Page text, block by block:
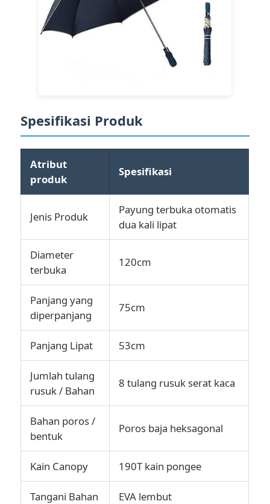
Spesifikasi Produk
Atribut
produk
Spesifikasi
Jenis Produk
Payung terbuka otomatis
dua kali lipat
Diameter
terbuka
120cm
Panjang yang
diperpanjang
75cm
Panjang Lipat 53cm
Jumlah tulang
rusuk / Bahan
8 tulang rusuk serat kaca
Bahan poros /
bentuk
Poros baja heksagonal
Kain Canopy 190T kain pongee
Tangani Bahan EVA lembut